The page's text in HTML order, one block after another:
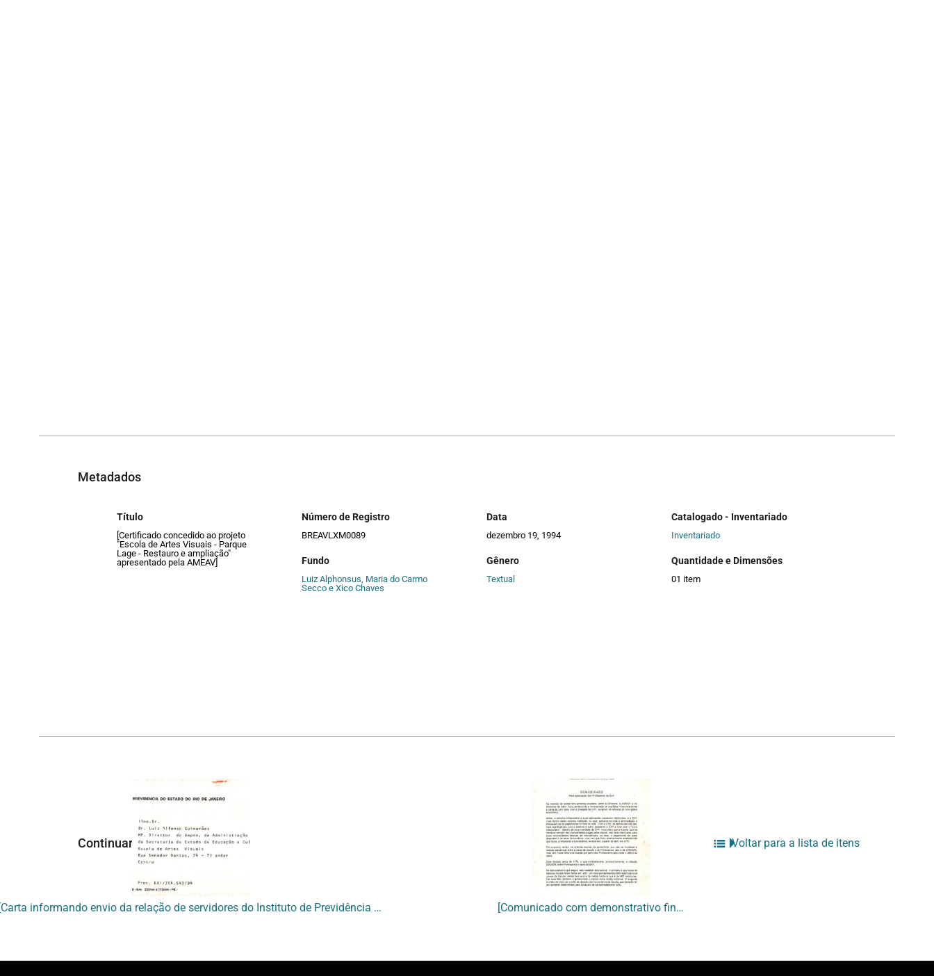
Metadados
Título
[Certificado concedido ao projeto
"Escola de Artes Visuais - Parque
Lage - Restauro e ampliação"
apresentado pela AMEAV]
Número de Registro
BREAVLXM0089
Fundo
Luiz Alphonsus, Maria do Carmo
Secco e Xico Chaves
Data
dezembro 19, 1994
Gênero
Textual
Catalogado - Inventariado
Inventariado
Quantidade e Dimensões
01 item
Continuar navegando
[Carta informando envio da relação de servidores do Instituto de Previdência do Estado do Rio de Janeiro] [Comunicado com demonstrativo financeiro – EAV]
Voltar para a lista de itens